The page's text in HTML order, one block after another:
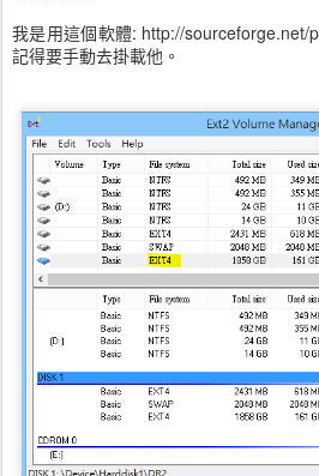
我是用這個軟體: http://sourceforge.net/
記得要手動去掛載他。